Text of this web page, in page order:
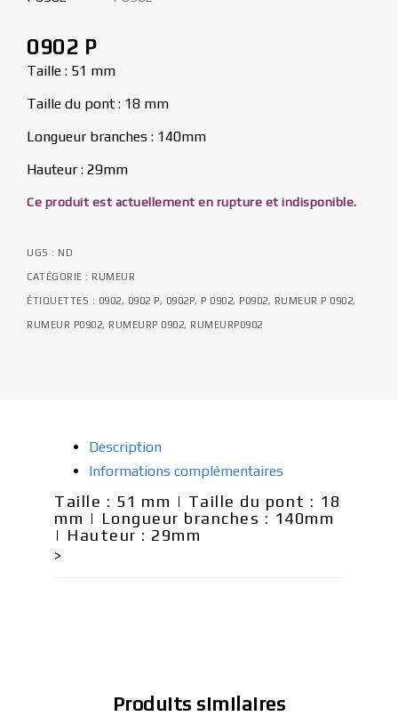
0902 P
Taille : 51 mm
Taille du pont : 18 mm
Longueur branches : 140mm
Hauteur : 29mm
Ce produit est actuellement en rupture et indisponible.
UGS : ND
CATÉGORIE : RUMEUR
ÉTIQUETTES : 0902, 0902 P, 0902P, P 0902, P0902, RUMEUR P 0902,
RUMEUR P0902, RUMEURP 0902, RUMEURP0902
Description
Informations complémentaires
Taille : 51 mm | Taille du pont : 18
mm | Longueur branches : 140mm
| Hauteur : 29mm
>
Produits similaires